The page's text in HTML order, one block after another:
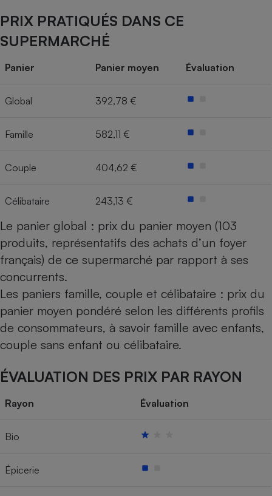
PRIX PRATIQUÉS DANS CE
SUPERMARCHÉ
Panier Panier moyen Évaluation
Global 392,78 €
Famille 582,11 €
Couple 404,62 €
Célibataire 243,13 €
Le panier global : prix du panier moyen (103
produits, représentatifs des achats d’un foyer
français) de ce supermarché par rapport à ses
concurrents.
Les paniers famille, couple et célibataire : prix du
panier moyen pondéré selon les différents profils
de consommateurs, à savoir famille avec enfants,
couple sans enfant ou célibataire.
ÉVALUATION DES PRIX PAR RAYON
Rayon Évaluation
Bio
Épicerie
Robot ménager